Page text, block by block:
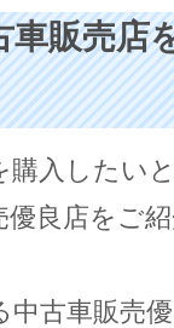
車販売店
入したい
良店をご
古車販売